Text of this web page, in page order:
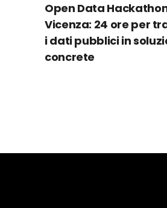
Open Data Hackathon
Vicenza: 24 ore per
i dati pubblici in
concrete